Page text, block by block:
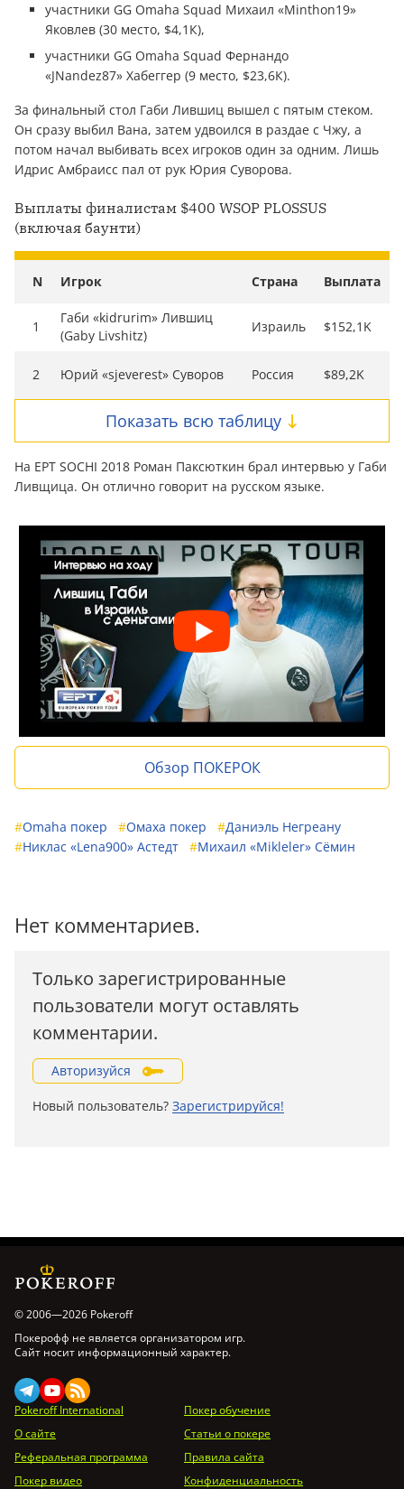
участники GG Omaha Squad Михаил «Minthon19»
Яковлев (30 место, $4,1К),
участники GG Omaha Squad Фернандо
«JNandez87» Хабеггер (9 место, $23,6К).
За финальный стол Габи Лившиц вышел с пятым стеком.
Он сразу выбил Вана, затем удвоился в раздае с Чжу, а
потом начал выбивать всех игроков один за одним. Лишь
Идрис Амбраисс пал от рук Юрия Суворова.
Выплаты финалистам $400 WSOP PLOSSUS
(включая баунти)
N Игрок Страна Выплата
1
Габи «kidrurim» Лившиц
(Gaby Livshitz)
Израиль $152,1K
2 Юрий «sjeverest» Суворов Россия $89,2K
Показать всю таблицу
На EPT SOCHI 2018 Роман Паксюткин брал интервью у Габи
Ливщица. Он отлично говорит на русском языке.
Обзор ПОКЕРОК
#Omaha покер #Омаха покер #Даниэль Негреану
#Никлас «Lena900» Астедт #Михаил «Mikleler» Сёмин
Нет комментариев.
Только зарегистрированные
пользователи могут оставлять
комментарии.
Авторизуйся
Новый пользователь? Зарегистрируйся!
© 2006—2026 Pokeroff
Покерофф не является организатором игр.
Сайт носит информационный характер.
Pokeroff International
Покер обучение
О сайте
Статьи о покере
Реферальная программа
Правила сайта
Покер видео
Конфиденциальность